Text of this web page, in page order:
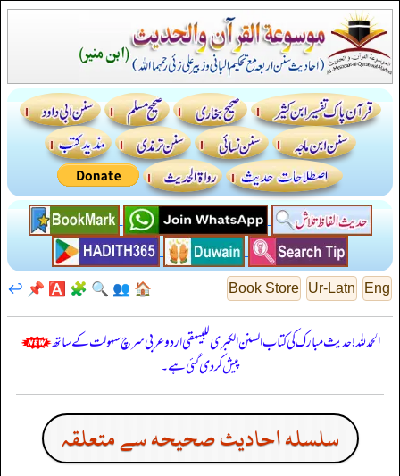
Eng
Ur-Latn
Book Store
🏠
👥
🔍
🧩
🅰️
📌
↩️
الحمدللہ! حدیث مبارک کی کتاب السنن الكبرى للبيهقي اردو عربی سرچ سہولت کے ساتھ
پیش کر دی گئی ہے۔
سلسله احاديث صحيحه سے متعلقہ